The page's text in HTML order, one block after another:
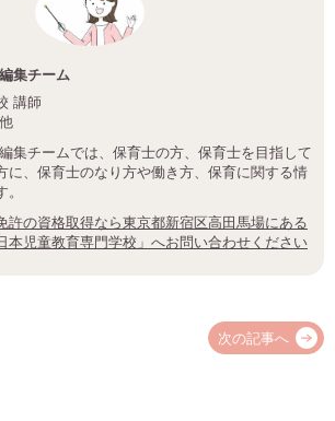
集チーム
講師
集チームでは、保育士の方、保育士を目指して
に、保育士のなり方や働き方、保育に関する情
許の資格取得なら東京都新宿区高田馬場にある
本児童教育専門学校」へお問い合わせください
次の記事へ